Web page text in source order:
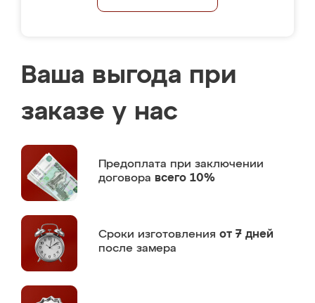
Ваша выгода при
заказе у нас
Предоплата при заключении
договора всего 10%
Сроки изготовления от 7 дней
после замера